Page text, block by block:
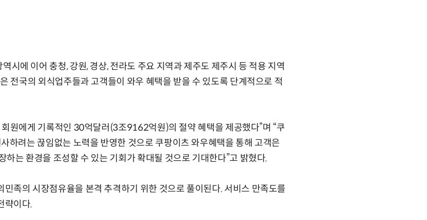
시에 이어 충청, 강원, 경상, 전라도 주요 지역과 제주도 제주시 등 적용 지역
전국의 외식업주들과 고객들이 와우 혜택을 받을 수 있도록 단계적으로 적
원에게 기록적인 30억달러(3조9162억원)의 절약 혜택을 제공했다”며 “쿠
하려는 끊임없는 노력을 반영한 것으로 쿠팡이츠 와우혜택을 통해 고객은
하는 환경을 조성할 수 있는 기회가 확대될 것으로 기대한다”고 밝혔다.
민족의 시장점유율을 본격 추격하기 위한 것으로 풀이된다. 서비스 만족도를
략이다.